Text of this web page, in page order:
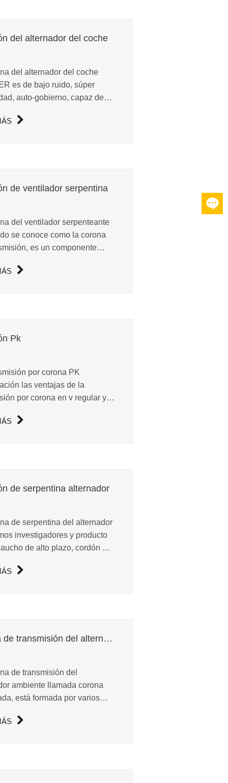
del alternador del coche
del alternador del coche
es de bajo ruido, súper
auto-gobierno, capaz de
de la unidad. Es
de ventilador serpentina
del ventilador serpenteante
se conoce como la corona
es un componente
Como proveedores
Pk
por corona PK
las ventajas de la
por corona en v regular y
de transmisión, pequeña
de serpentina alternador
de serpentina del alternador
investigadores y producto
de alto plazo, cordón de
Correa de transmisión del alternador
de transmisión del
ambiente llamada corona
está formada por varios